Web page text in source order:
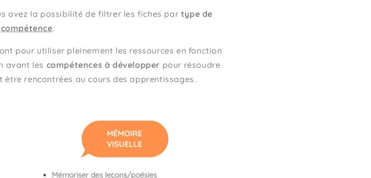
avez la possibilité de filtrer les fiches par type de
compétence.
pour utiliser pleinement les ressources en fonction
avant les compétences à développer pour résoudre
être rencontrées au cours des apprentissages.